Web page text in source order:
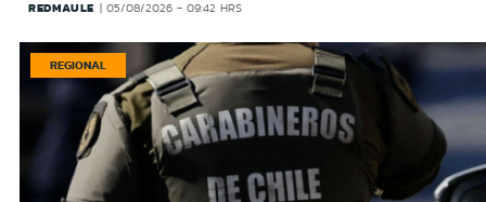
REDMAULE 05/08/2026 - 09:42 HRS
REGIONAL